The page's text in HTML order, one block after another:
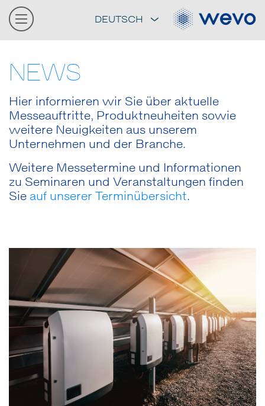
DEUTSCH
NEWS
Hier informieren wir Sie über aktuelle
Messeauftritte, Produktneuheiten sowie
weitere Neuigkeiten aus unserem
Unternehmen und der Branche.
Weitere Messetermine und Informationen
zu Seminaren und Veranstaltungen finden
Sie auf unserer Terminübersicht.